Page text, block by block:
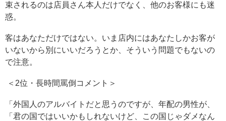
束されるのは店員さん本人だけでなく、他のお客様にも迷
惑。
客はあなただけではない。いま店内にはあなたしかお客が
いないから別にいいだろうとか、そういう問題でもないの
で注意。
＜2位・長時間罵倒コメント＞
「外国人のアルバイトだと思うのですが、年配の男性が、
「君の国ではいいかもしれないけど、この国じゃダメなん